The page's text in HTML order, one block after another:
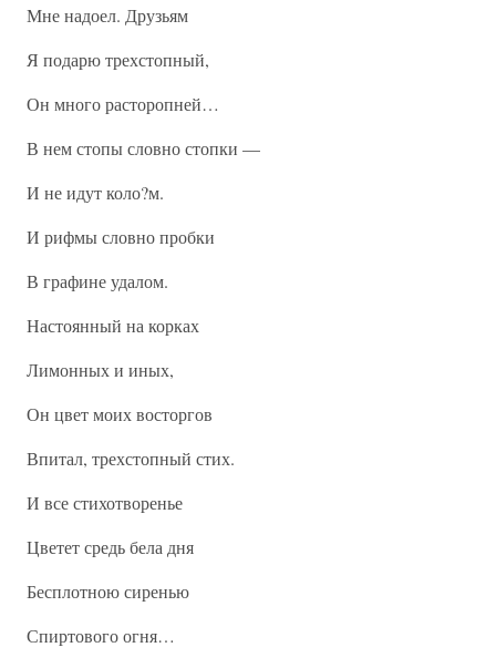
Мне надоел. Друзьям
Я подарю трехстопный,
Он много расторопней…
В нем стопы словно стопки —
И не идут коло?м.
И рифмы словно пробки
В графине удалом.
Настоянный на корках
Лимонных и иных,
Он цвет моих восторгов
Впитал, трехстопный стих.
И все стихотворенье
Цветет средь бела дня
Бесплотною сиренью
Спиртового огня…